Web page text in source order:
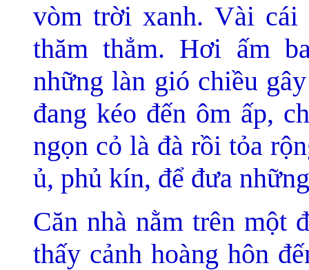
vòm trời xanh. Vài cái
thăm thẳm. Hơi ấm
những làn gió chiều
đang kéo đến ôm ấp,
ngọn cỏ là đà rồi tỏa
ủ, phủ kín, để đưa
Căn nhà nằm trên một
thấy cảnh hoàng hôn